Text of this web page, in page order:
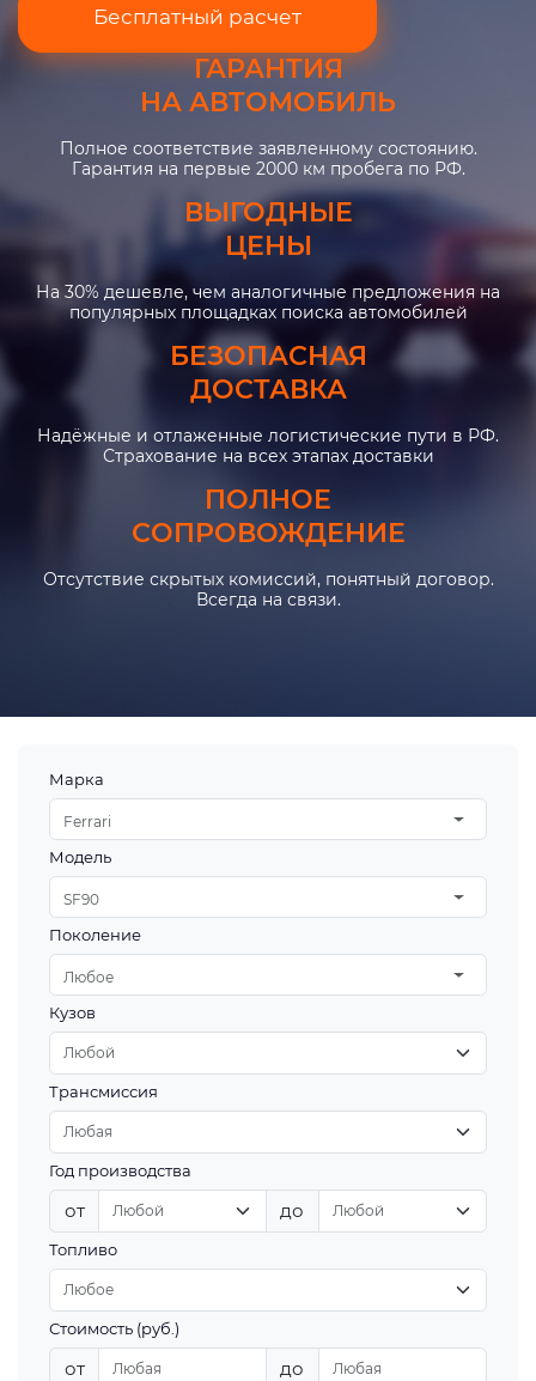
Бесплатный расчет
ГАРАНТИЯ
НА АВТОМОБИЛЬ
Полное соответствие заявленному состоянию.
Гарантия на первые 2000 км пробега по РФ.
ВЫГОДНЫЕ
ЦЕНЫ
На 30% дешевле, чем аналогичные предложения на
популярных площадках поиска автомобилей
БЕЗОПАСНАЯ
ДОСТАВКА
Надёжные и отлаженные логистические пути в РФ.
Страхование на всех этапах доставки
ПОЛНОЕ
СОПРОВОЖДЕНИЕ
Отсутствие скрытых комиссий, понятный договор.
Всегда на связи.
Марка
Ferrari
Модель
SF90
Поколение
Любое
Кузов
Трансмиссия
Год производства
от до
Топливо
Стоимость (руб.)
от до